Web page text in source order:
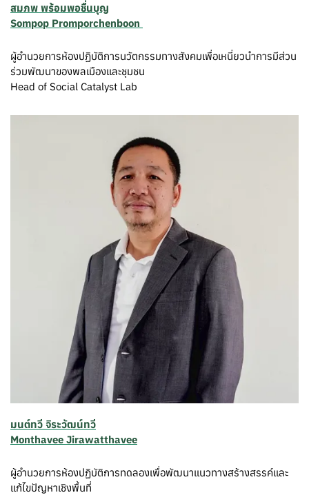
สมภพ พร้อมพอชื่นบุญ
Sompop Promporchenboon
ผู้อำนวยการห้องปฏิบัติการนวัตกรรมทางสังคมเพื่อเหนี่ยวนำการมีส่วน
ร่วมพัฒนาของพลเมืองและชุมชน
Head of Social Catalyst Lab
มนต์ทวี จิระวัฒน์ทวี
Monthavee Jirawatthavee
ผู้อำนวยการห้องปฏิบัติการทดลองเพื่อพัฒนาแนวทางสร้างสรรค์และ
แก้ไขปัญหาเชิงพื้นที่